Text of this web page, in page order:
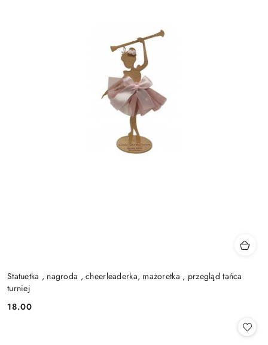
Statuetka , nagroda , cheerleaderka, mażoretka , przegląd tańca
turniej
Cena:
18.00